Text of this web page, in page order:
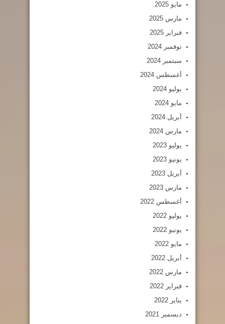
مايو 2025
مارس 2025
فبراير 2025
نوفمبر 2024
سبتمبر 2024
أغسطس 2024
يوليو 2024
مايو 2024
أبريل 2024
مارس 2024
يوليو 2023
يونيو 2023
أبريل 2023
مارس 2023
أغسطس 2022
يوليو 2022
يونيو 2022
مايو 2022
أبريل 2022
مارس 2022
فبراير 2022
يناير 2022
ديسمبر 2021